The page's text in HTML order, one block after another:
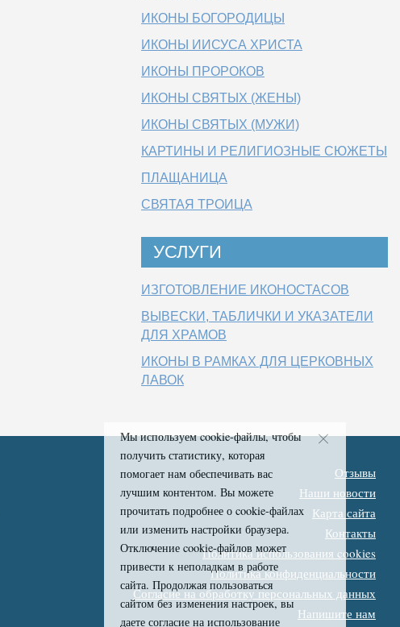
ИКОНЫ БОГОРОДИЦЫ
ИКОНЫ ИИСУСА ХРИСТА
ИКОНЫ ПРОРОКОВ
ИКОНЫ СВЯТЫХ (ЖЕНЫ)
ИКОНЫ СВЯТЫХ (МУЖИ)
КАРТИНЫ И РЕЛИГИОЗНЫЕ СЮЖЕТЫ
ПЛАЩАНИЦА
СВЯТАЯ ТРОИЦА
УСЛУГИ
ИЗГОТОВЛЕНИЕ ИКОНОСТАСОВ
ВЫВЕСКИ, ТАБЛИЧКИ И УКАЗАТЕЛИ
ДЛЯ ХРАМОВ
ИКОНЫ В РАМКАХ ДЛЯ ЦЕРКОВНЫХ
ЛАВОК
Отзывы
Наши новости
Карта сайта
Контакты
Политика использования cookies
Политика конфиденциальности
Согласие на обработку персональных данных
Напишите нам
Мы используем cookie-файлы, чтобы
получить статистику, которая
помогает нам обеспечивать вас
лучшим контентом. Вы можете
прочитать подробнее о cookie-файлах
или изменить настройки браузера.
Отключение cookie-файлов может
привести к неполадкам в работе
сайта. Продолжая пользоваться
сайтом без изменения настроек, вы
даете согласие на использование